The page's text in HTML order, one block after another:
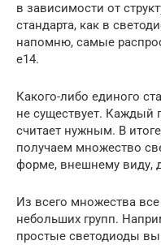
в зависимости от
стандарта, как в
напомню, самые
е14.
Какого-либо единого
не существует. Каждый
считает нужным. В
получаем множество
форме, внешнему виду,
Из всего множества
небольших групп.
простые светодиоды